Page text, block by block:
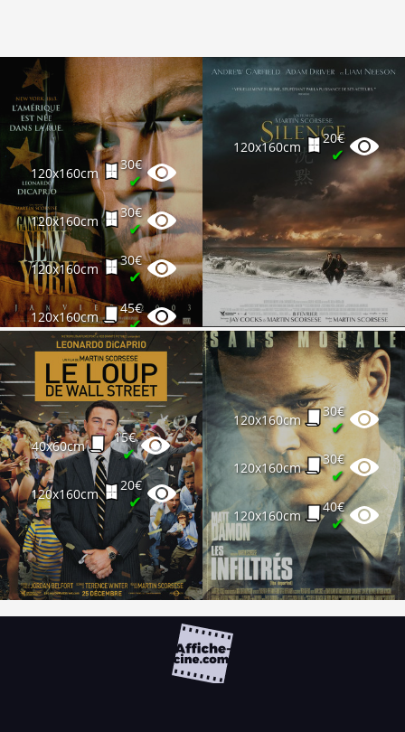
120x160cm
30€
✔
120x160cm
30€
✔
120x160cm
30€
✔
120x160cm
45€
✔
120x160cm
20€
✔
40x60cm
15€
✔
120x160cm
20€
✔
120x160cm
30€
✔
120x160cm
30€
✔
120x160cm
40€
✔